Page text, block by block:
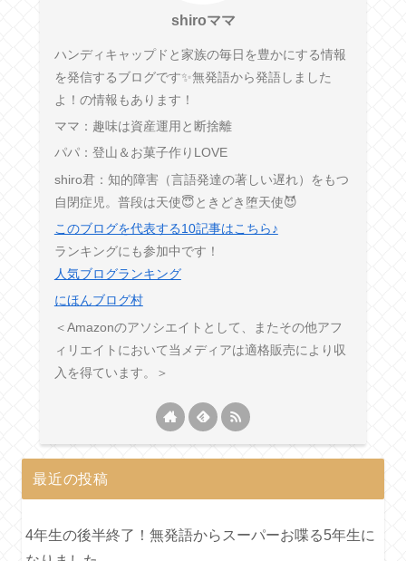
shiroママ
ハンディキャップドと家族の毎日を豊かにする情報
を発信するブログです✨無発語から発語しました
よ！の情報もあります！
ママ：趣味は資産運用と断捨離
パパ：登山＆お菓子作りLOVE
shiro君：知的障害（言語発達の著しい遅れ）をもつ
自閉症児。普段は天使😇ときどき堕天使😈
このブログを代表する10記事はこちら♪
ランキングにも参加中です！
人気ブログランキング
にほんブログ村
＜Amazonのアソシエイトとして、またその他アフ
ィリエイトにおいて当メディアは適格販売により収
入を得ています。＞
最近の投稿
4年生の後半終了！無発語からスーパーお喋る5年生に